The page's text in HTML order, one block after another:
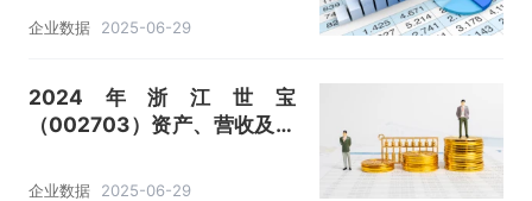
驾、智能网联）数据统计
企业数据 2025-06-29
2024年浙江世宝
（002703）资产、营收及成
企业数据 2025-06-29